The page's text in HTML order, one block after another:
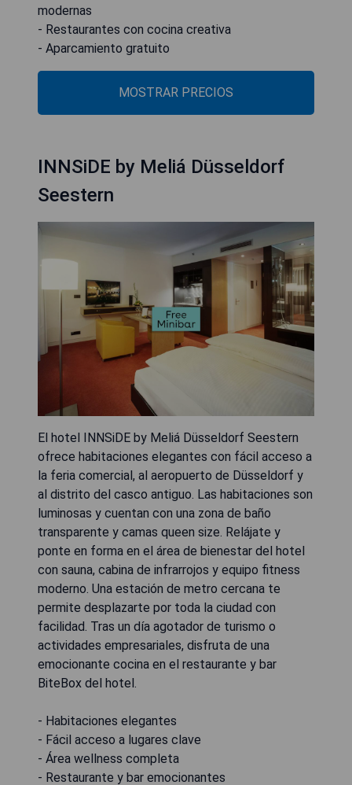
modernas
- Restaurantes con cocina creativa
- Aparcamiento gratuito
MOSTRAR PRECIOS
INNSiDE by Meliá Düsseldorf
Seestern
El hotel INNSiDE by Meliá Düsseldorf Seestern
ofrece habitaciones elegantes con fácil acceso a
la feria comercial, al aeropuerto de Düsseldorf y
al distrito del casco antiguo. Las habitaciones son
luminosas y cuentan con una zona de baño
transparente y camas queen size. Relájate y
ponte en forma en el área de bienestar del hotel
con sauna, cabina de infrarrojos y equipo fitness
moderno. Una estación de metro cercana te
permite desplazarte por toda la ciudad con
facilidad. Tras un día agotador de turismo o
actividades empresariales, disfruta de una
emocionante cocina en el restaurante y bar
BiteBox del hotel.
- Habitaciones elegantes
- Fácil acceso a lugares clave
- Área wellness completa
- Restaurante y bar emocionantes